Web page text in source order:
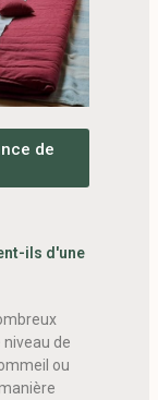
de
ils d'une
niveau de
ou